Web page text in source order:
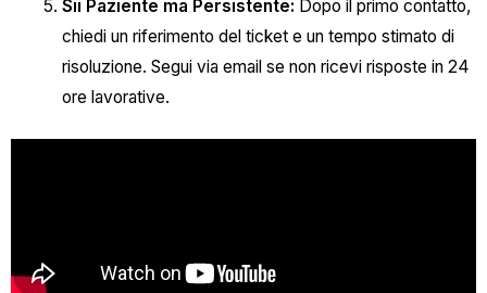
Sii Paziente ma Persistente: Dopo il primo contatto,
chiedi un riferimento del ticket e un tempo stimato di
risoluzione. Segui via email se non ricevi risposte in 24
ore lavorative.